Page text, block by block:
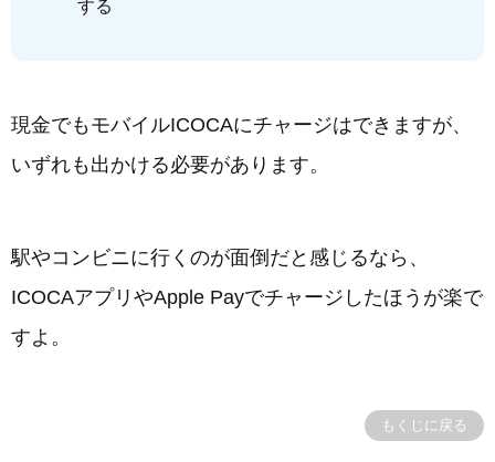
する
現金でもモバイルICOCAにチャージはできますが、
いずれも出かける必要があります。
駅やコンビニに行くのが面倒だと感じるなら、
ICOCAアプリやApple Payでチャージしたほうが楽で
すよ。
もくじに戻る